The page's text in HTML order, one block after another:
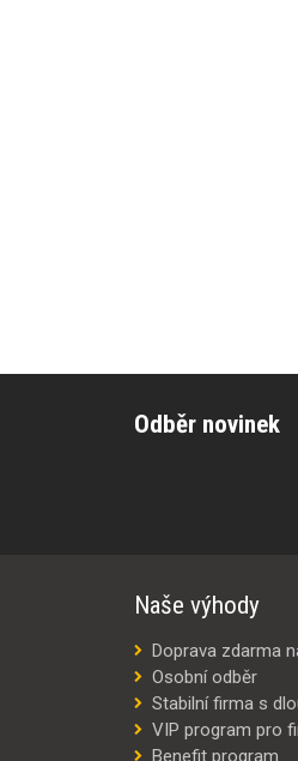
Odběr novinek
Naše výhody
Doprava zdarma
Osobní odběr
Stabilní firma s
VIP program pro
Benefit program